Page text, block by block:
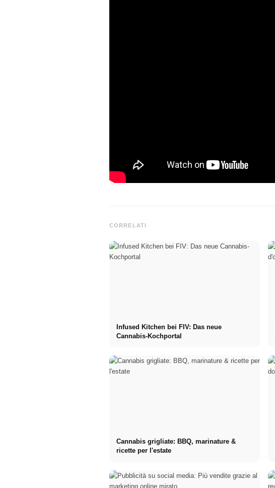
CORRELATI
Infused Kitchen bei FIV: Das neue
Cannabis-Kochportal
Cannabis grigliate: BBQ, marinature &
ricette per l'estate